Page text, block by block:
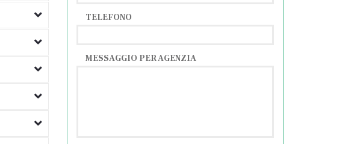
TELEFONO
MESSAGGIO PER AGENZIA